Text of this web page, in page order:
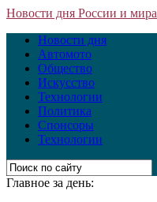
Новости дня России и мира
Новости дня
Автомото
Общество
Искусство
Технологии
Политика
Спонсоры
Технологии
Главное за день: